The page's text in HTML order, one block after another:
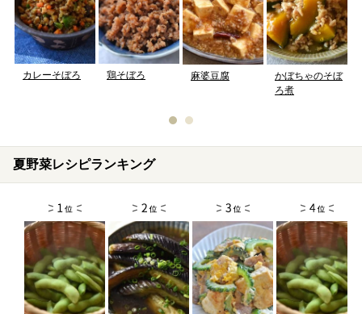
カレーそぼろ 鶏そぼろ 麻婆豆腐
かぼちゃのそぼ
ろ煮
夏野菜レシピランキング